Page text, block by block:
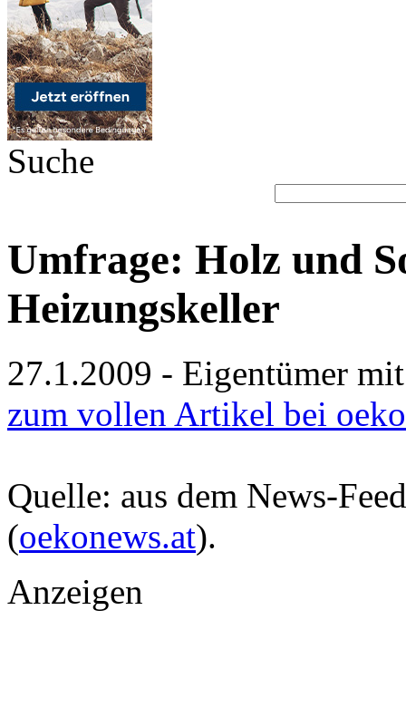
Suche
Umfrage: Holz und
Heizungskeller
27.1.2009 - Eigentümer
zum vollen Artikel bei
Quelle: aus dem News-
(oekonews.at).
Anzeigen